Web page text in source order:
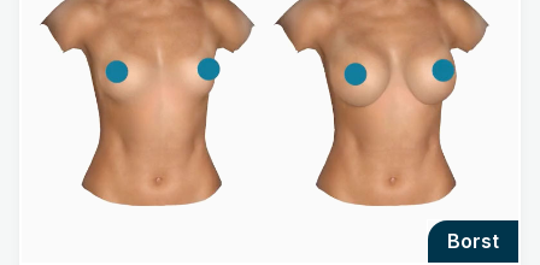
borst